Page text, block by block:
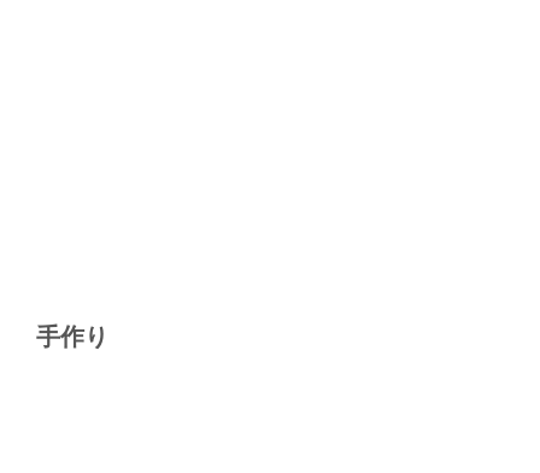
手作り